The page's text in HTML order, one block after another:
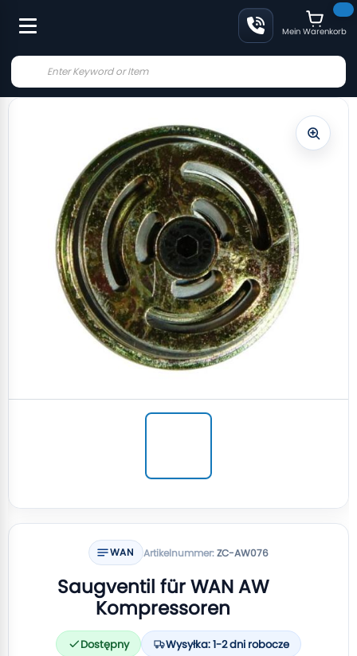
Mein Warenkorb
WAN Artikelnummer:ZC-AW076
Saugventil für WAN AW
Kompressoren
Dostępny Wysyłka: 1-2 dni robocze